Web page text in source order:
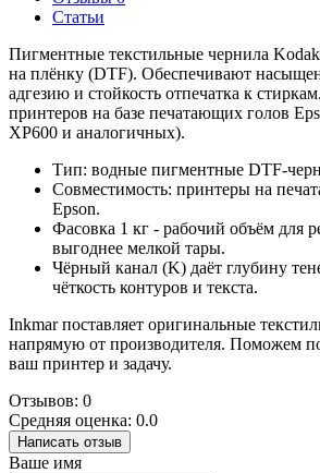
Статьи
Пигментные текстильные чернила
на плёнку (DTF). Обеспечивают
адгезию и стойкость отпечатка к
принтеров на базе печатающих голов
XP600 и аналогичных).
Тип: водные пигментные DTF-
Совместимость: принтеры на
Epson.
Фасовка 1 кг - рабочий объём для
выгоднее мелкой тары.
Чёрный канал (K) даёт глубину
чёткость контуров и текста.
Inkmar поставляет оригинальные
напрямую от производителя. Поможем
ваш принтер и задачу.
Отзывов: 0
Средняя оценка: 0.0
Написать отзыв
Ваше имя